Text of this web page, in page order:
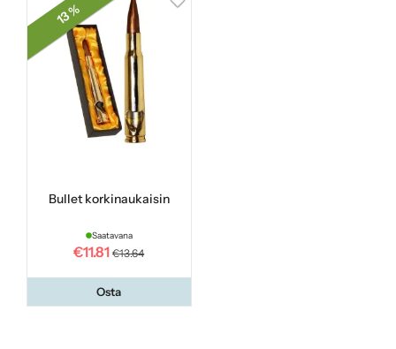
13 %
Bullet korkinaukaisin
Saatavana
€11.81 €13.64
Osta